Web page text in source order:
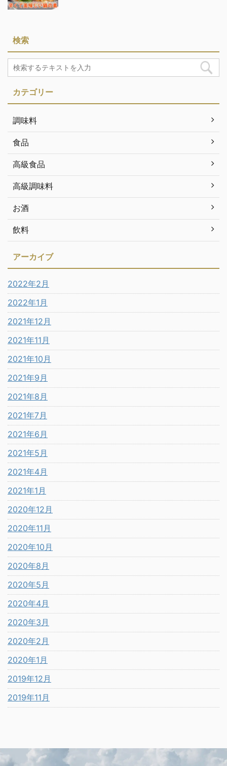
検索
カテゴリー
調味料
食品
高級食品
高級調味料
お酒
飲料
アーカイブ
2022年2月
2022年1月
2021年12月
2021年11月
2021年10月
2021年9月
2021年8月
2021年7月
2021年6月
2021年5月
2021年4月
2021年1月
2020年12月
2020年11月
2020年10月
2020年8月
2020年5月
2020年4月
2020年3月
2020年2月
2020年1月
2019年12月
2019年11月